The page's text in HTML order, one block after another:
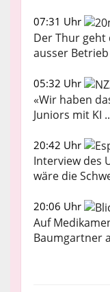
07:31 Uhr
Der Thur geht
ausser Betrieb
05:32 Uhr
«Wir haben
Juniors mit KI
20:42 Uhr
Interview des
wäre die
20:06 Uhr
Auf
Baumgartner